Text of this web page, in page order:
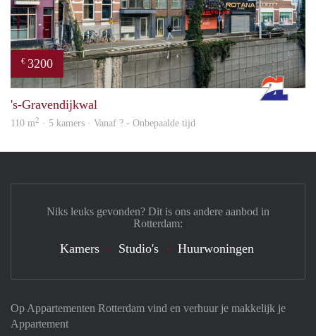
€ 3200
's-Gravendijkwal
110 m2 · 5 kamers · Vanaf ? - Onbepaalde tijd
Op Appartementen Rotterdam vind en verhuur je makkelijk je
Appartement
Niks leuks gevonden? Dit is ons andere aanbod in
Rotterdam:
Kamers Studio's Huurwoningen